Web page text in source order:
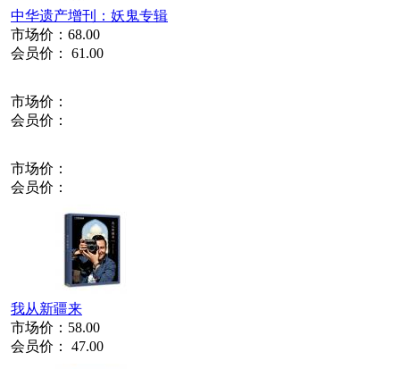
中华遗产增刊：妖鬼专辑
市场价： 68.00
会员价： 61.00
市场价：
会员价：
市场价：
会员价：
我从新疆来
市场价： 58.00
会员价： 47.00